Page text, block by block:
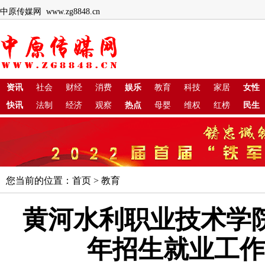
中原传媒网 www.zg8848.cn
资讯 社会 财经 消费 娱乐 教育 科技 家居
女性
快讯
法制 经济 观察 热点 母婴 维权 红榜 民生
您当前的位置： 首页 > 教育
黄河水利职业技术学
年招生就业工